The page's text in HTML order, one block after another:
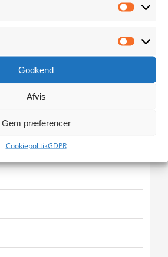
Godkend
Afvis
Gem præferencer
CookiepolitikGDPR